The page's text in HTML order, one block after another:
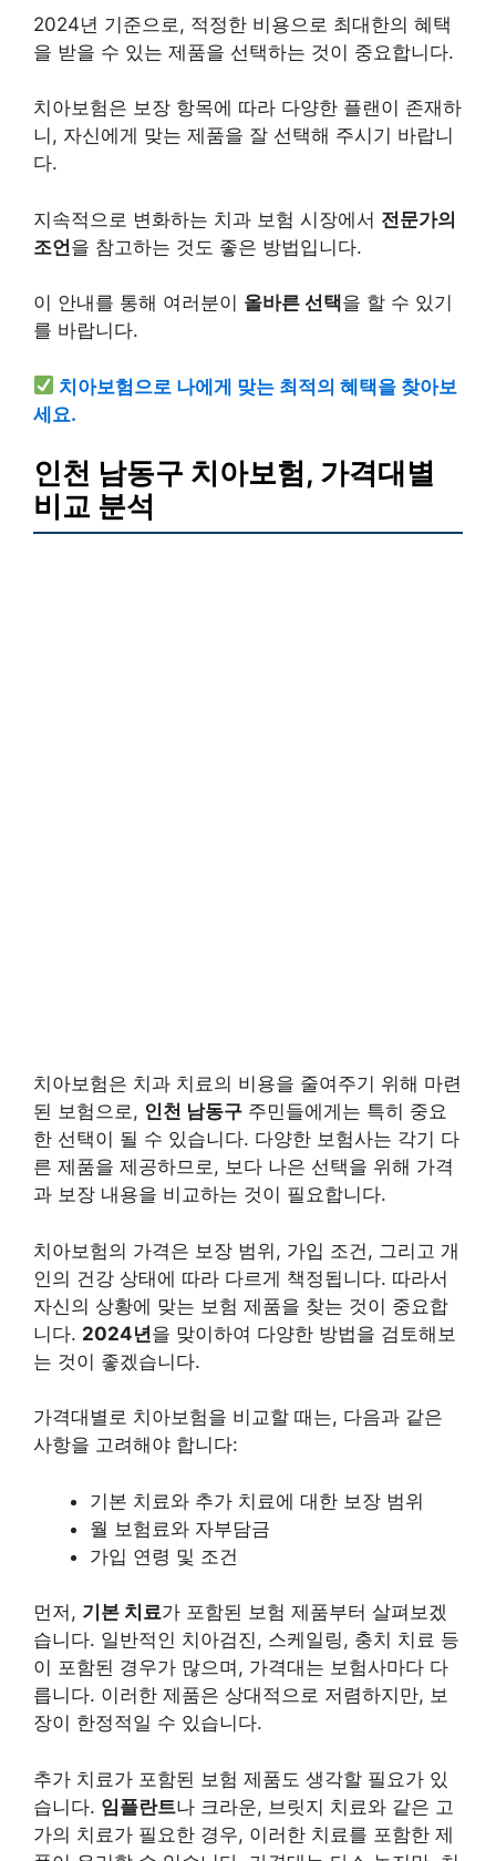
2024년 기준으로, 적정한 비용으로 최대한의 혜택
을 받을 수 있는 제품을 선택하는 것이 중요합니다.
치아보험은 보장 항목에 따라 다양한 플랜이 존재하
니, 자신에게 맞는 제품을 잘 선택해 주시기 바랍니
다.
지속적으로 변화하는 치과 보험 시장에서 전문가의
조언을 참고하는 것도 좋은 방법입니다.
이 안내를 통해 여러분이 올바른 선택을 할 수 있기
를 바랍니다.
치아보험으로 나에게 맞는 최적의 혜택을 찾아보
세요.
인천 남동구 치아보험, 가격대별
비교 분석
치아보험은 치과 치료의 비용을 줄여주기 위해 마련
된 보험으로, 인천 남동구 주민들에게는 특히 중요
한 선택이 될 수 있습니다. 다양한 보험사는 각기 다
른 제품을 제공하므로, 보다 나은 선택을 위해 가격
과 보장 내용을 비교하는 것이 필요합니다.
치아보험의 가격은 보장 범위, 가입 조건, 그리고 개
인의 건강 상태에 따라 다르게 책정됩니다. 따라서
자신의 상황에 맞는 보험 제품을 찾는 것이 중요합
니다. 2024년을 맞이하여 다양한 방법을 검토해보
는 것이 좋겠습니다.
가격대별로 치아보험을 비교할 때는, 다음과 같은
사항을 고려해야 합니다:
기본 치료와 추가 치료에 대한 보장 범위
월 보험료와 자부담금
가입 연령 및 조건
먼저, 기본 치료가 포함된 보험 제품부터 살펴보겠
습니다. 일반적인 치아검진, 스케일링, 충치 치료 등
이 포함된 경우가 많으며, 가격대는 보험사마다 다
릅니다. 이러한 제품은 상대적으로 저렴하지만, 보
장이 한정적일 수 있습니다.
추가 치료가 포함된 보험 제품도 생각할 필요가 있
습니다. 임플란트나 크라운, 브릿지 치료와 같은 고
가의 치료가 필요한 경우, 이러한 치료를 포함한 제